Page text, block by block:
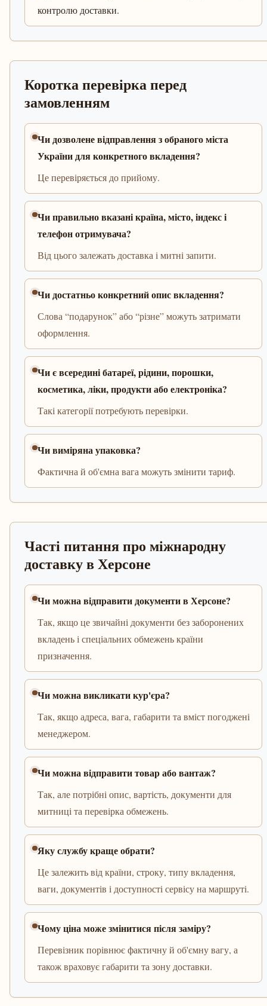
контролю доставки.
Коротка перевірка перед
замовленням
Чи дозволене відправлення з обраного міста
України для конкретного вкладення?
Це перевіряється до прийому.
Чи правильно вказані країна, місто, індекс і
телефон отримувача?
Від цього залежать доставка і митні запити.
Чи достатньо конкретний опис вкладення?
Слова “подарунок” або “різне” можуть затримати
оформлення.
Чи є всередині батареї, рідини, порошки,
косметика, ліки, продукти або електроніка?
Такі категорії потребують перевірки.
Чи виміряна упаковка?
Фактична й об'ємна вага можуть змінити тариф.
Часті питання про міжнародну
доставку в Херсоне
Чи можна відправити документи в Херсоне?
Так, якщо це звичайні документи без заборонених
вкладень і спеціальних обмежень країни
призначення.
Чи можна викликати кур'єра?
Так, якщо адреса, вага, габарити та вміст погоджені
менеджером.
Чи можна відправити товар або вантаж?
Так, але потрібні опис, вартість, документи для
митниці та перевірка обмежень.
Яку службу краще обрати?
Це залежить від країни, строку, типу вкладення,
ваги, документів і доступності сервісу на маршруті.
Чому ціна може змінитися після заміру?
Перевізник порівнює фактичну й об'ємну вагу, а
також враховує габарити та зону доставки.